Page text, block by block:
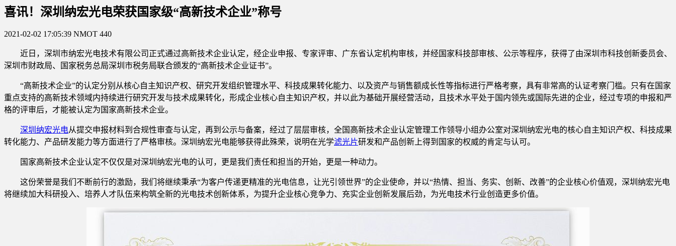
喜讯！深圳纳宏光电荣获国家级“高新技术企业”称号
2021-02-02 17:05:39 NMOT 440
近日，深圳市纳宏光电技术有限公司正式通过高新技术企业认定，经企业申报、专家评审、广东省认定机构审核，并经国家科技部审核、公示等程序，获得了由深圳市科技创新委员会、
深圳市财政局、国家税务总局深圳市税务局联合颁发的“高新技术企业证书”。
“高新技术企业”的认定分别从核心自主知识产权、研究开发组织管理水平、科技成果转化能力、以及资产与销售额成长性等指标进行严格考察，具有非常高的认证考察门槛。只有在国家
重点支持的高新技术领域内持续进行研究开发与技术成果转化，形成企业核心自主知识产权，并以此为基础开展经营活动，且技术水平处于国内领先或国际先进的企业，经过专项的申报和严
格的评审后，才能被认定为国家高新技术企业。
深圳纳宏光电从提交申报材料到合规性审查与认定，再到公示与备案，经过了层层审核，全国高新技术企业认定管理工作领导小组办公室对深圳纳宏光电的核心自主知识产权、科技成果
转化能力、产品研发能力等方面进行了严格审核。深圳纳宏光电能够获得此殊荣，说明在光学滤光片研发和产品创新上得到国家的权威的肯定与认可。
国家高新技术企业认定不仅仅是对深圳纳宏光电的认可，更是我们责任和担当的开始，更是一种动力。
这份荣誉是我们不断前行的激励，我们将继续秉承“为客户传递更精准的光电信息，让光引领世界”的企业使命，并以“热情、担当、务实、创新、改善”的企业核心价值观，深圳纳宏光电
将继续加大科研投入、培养人才队伍来构筑全新的光电技术创新体系，为提升企业核心竞争力、充实企业创新发展后劲，为光电技术行业创造更多价值。